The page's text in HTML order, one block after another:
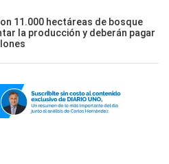
11.000 hectáreas de bosque
la producción y deberán pagar